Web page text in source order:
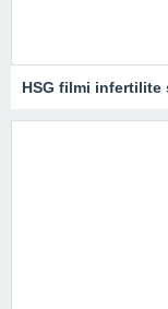
HSG filmi